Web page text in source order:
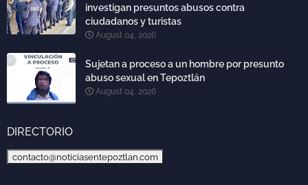
investigan presuntos abusos contra
ciudadanos y turistas
August 04, 2026
Sujetan a proceso a un hombre por presunto
abuso sexual en Tepoztlán
August 04, 2026
DIRECTORIO
contacto@noticiasentepoztlan.com